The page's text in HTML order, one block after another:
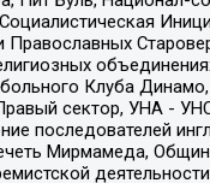
Православных
Клуба
сектор, УНА -
последователей
Мирмамеда,